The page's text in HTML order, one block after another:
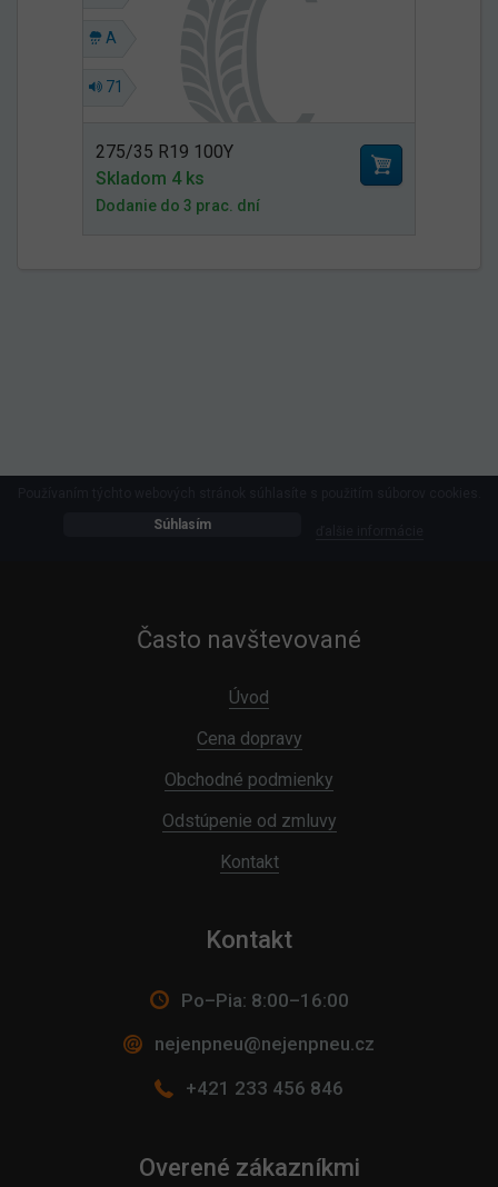
A
71
275/35 R19 100Y
Skladom 4 ks
Dodanie do 3 prac. dní
Súhlasím
Často navštevované
Úvod
Cena dopravy
Obchodné podmienky
Odstúpenie od zmluvy
Kontakt
Kontakt
Po–Pia: 8:00–16:00
nejenpneu@nejenpneu.cz
+421 233 456 846
Overené zákazníkmi